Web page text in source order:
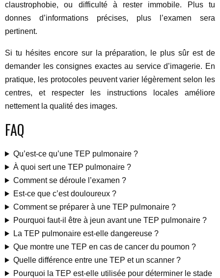
claustrophobie, ou difficulté à rester immobile. Plus tu
donnes d’informations précises, plus l’examen sera
pertinent.
Si tu hésites encore sur la préparation, le plus sûr est de
demander les consignes exactes au service d’imagerie. En
pratique, les protocoles peuvent varier légèrement selon les
centres, et respecter les instructions locales améliore
nettement la qualité des images.
FAQ
Qu’est-ce qu’une TEP pulmonaire ?
À quoi sert une TEP pulmonaire ?
Comment se déroule l’examen ?
Est-ce que c’est douloureux ?
Comment se préparer à une TEP pulmonaire ?
Pourquoi faut-il être à jeun avant une TEP pulmonaire ?
La TEP pulmonaire est-elle dangereuse ?
Que montre une TEP en cas de cancer du poumon ?
Quelle différence entre une TEP et un scanner ?
Pourquoi la TEP est-elle utilisée pour déterminer le stade